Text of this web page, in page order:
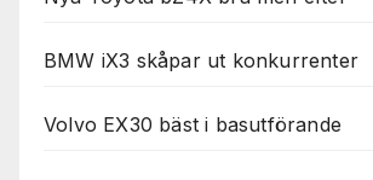
BMW iX3 skåpar ut konkurrenter
Volvo EX30 bäst i basutförande